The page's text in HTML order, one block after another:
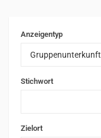
Anzeigentyp
Gruppenunterkunft
Stichwort
Zielort